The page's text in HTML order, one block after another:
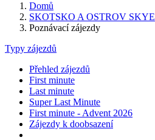
Domů
SKOTSKO A OSTROV SKYE
Poznávací zájezdy
Typy zájezdů
Přehled zájezdů
First minute
Last minute
Super Last Minute
First minute - Advent 2026
Zájezdy k doobsazení